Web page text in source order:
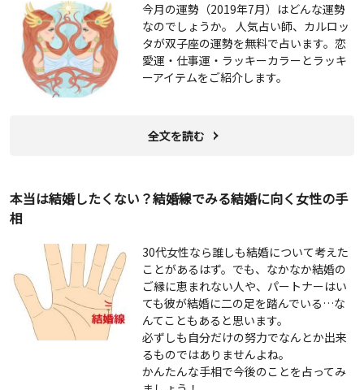
今月の運勢（2019年7月）はどんな運勢
なのでしょうか。 人気占い師、カルロッ
タが双子座の運勢を無料で占います。恋
愛運・仕事運・ラッキーカラーとラッキ
ーアイテムをご紹介します。
全文を読む
本当は結婚したくない？結婚線でみる結婚に向く女性の手
相
30代女性なら誰しも結婚について考えた
ことがあるはず。でも、なかなか結婚の
ご縁に恵まれない人や、パートナーはい
ても彼が結婚に二の足を踏んでいる…な
んてこともあると思います。
必ずしも自分だけの努力でなんとか出来
るものではありませんよね。
かんたんな手相で今後のことを占ってみ